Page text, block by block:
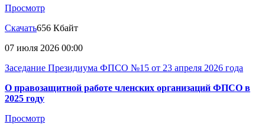
Просмотр
Скачать656 Кбайт
07 июля 2026 00:00
Заседание Президиума ФПСО №15 от 23 апреля 2026 года
О правозащитной работе членских организаций ФПСО в
2025 году
Просмотр